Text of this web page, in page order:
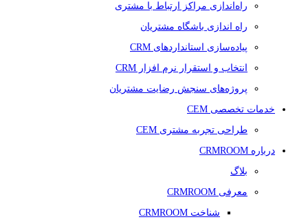
راه‌اندازی مراکز ارتباط با مشتری
راه اندازی باشگاه مشتریان
پیاده‌سازی استانداردهای CRM
انتخاب و استقرار نرم افزار CRM
پروژه‌های سنجش رضایت مشتریان
خدمات تخصصی CEM
طراحی تجربه مشتری CEM
درباره CRMROOM
بلاگ
معرفی CRMROOM
شناخت CRMROOM